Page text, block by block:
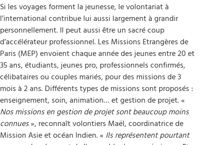
Si les voyages forment la jeunesse, le volontariat à
l’international contribue lui aussi largement à grandir
personnellement. Il peut aussi être un sacré coup
d’accélérateur professionnel. Les Missions Etrangères de
Paris (MEP) envoient chaque année des jeunes entre 20 et
35 ans, étudiants, jeunes pro, professionnels confirmés,
célibataires ou couples mariés, pour des missions de 3
mois à 2 ans. Différents types de missions sont proposés :
enseignement, soin, animation… et gestion de projet. «
Nos missions en gestion de projet sont beaucoup moins
connues», reconnaît volontiers Maël, coordinatrice de
Mission Asie et océan Indien. « Ils représentent pourtant